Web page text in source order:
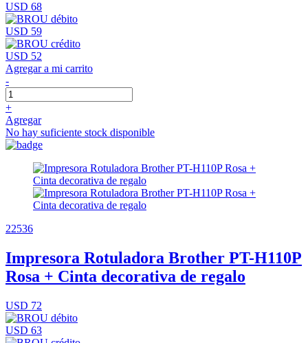
USD 68
USD 59
USD 52
Agregar a mi carrito
-
+
Agregar
No hay suficiente stock disponible
22536
Impresora Rotuladora Brother PT-H110P
Rosa + Cinta decorativa de regalo
USD 72
USD 63